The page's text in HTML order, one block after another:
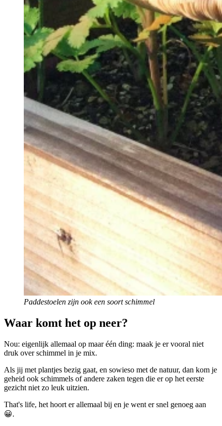
Paddestoelen zijn ook een soort schimmel
Waar komt het op neer?
Nou: eigenlijk allemaal op maar één ding: maak je er vooral niet
druk over schimmel in je mix.
Als jij met plantjes bezig gaat, en sowieso met de natuur, dan kom je
geheid ook schimmels of andere zaken tegen die er op het eerste
gezicht niet zo leuk uitzien.
That's life, het hoort er allemaal bij en je went er snel genoeg aan
😀.